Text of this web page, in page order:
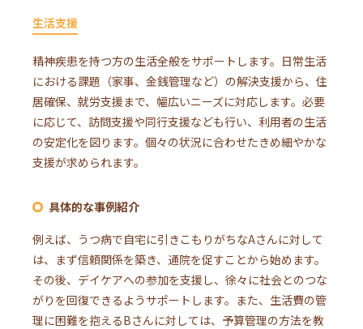
生活支援
精神疾患を持つ方の生活全般をサポートします。日常生活
における課題（家事、金銭管理など）の解決支援から、住
居確保、就労支援まで、幅広いニーズに対応します。必要
に応じて、訪問支援や同行支援なども行い、利用者の生活
の安定化を図ります。個々の状況に合わせたきめ細やかな
支援が求められます。
具体的な事例紹介
例えば、うつ病で自宅に引きこもりがちなAさんに対して
は、まず信頼関係を築き、通院を促すことから始めます。
その後、デイケアへの参加を支援し、徐々に社会とのつな
がりを回復できるようサポートします。また、生活費の管
理に困難を抱えるBさんに対しては、予算管理の方法を教